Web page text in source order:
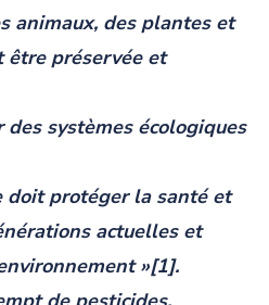
animaux, des plantes et
être préservée et
systèmes écologiques
protéger la santé et
actuelles et
»[1].